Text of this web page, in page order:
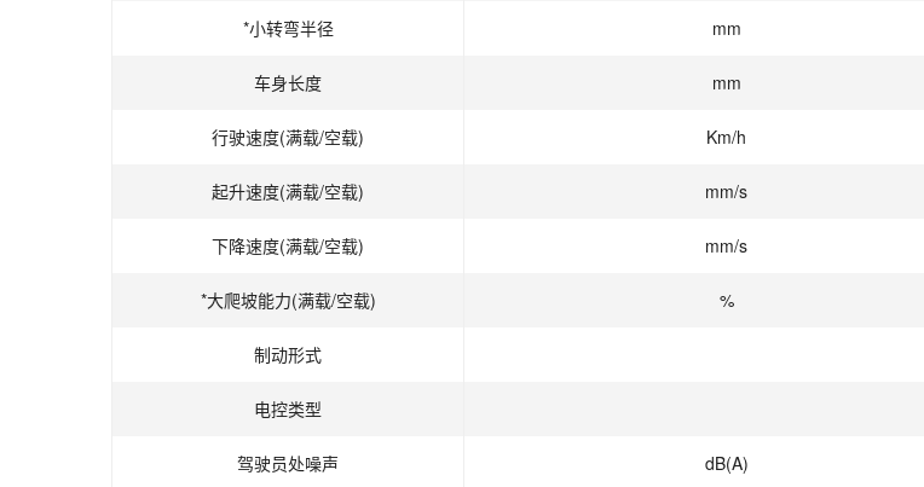
*小转弯半径 mm
车身长度 mm
行驶速度(满载/空载) Km/h
起升速度(满载/空载) mm/s
下降速度(满载/空载) mm/s
*大爬坡能力(满载/空载) %
制动形式
电控类型
驾驶员处噪声 dB(A)